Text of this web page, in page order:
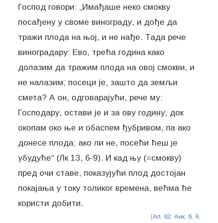
Господ говори: „Имађаше неко смокву
посађену у своме винограду, и дође да
тражи плода на њој, и не нађе. Тада рече
виноградару: Ево, трећа година како
долазим да тражим плода на овој смокви, и
не налазим; посеци је, зашто да земљи
смета? А он, одговарајући, рече му:
Господару, остави је и за ову годину, док
окопам око ње и обаспем ђубривом, па ако
донесе плода; ако ли не, посећи ћеш је
убудуће“ (Лк 13, 6-9). И кад њу (=смокву)
пред очи ставе, показујући плод достојан
покајања у току толиког времена, већма ће
користи добити.
[Ап. 62 Анк. 6, 9,